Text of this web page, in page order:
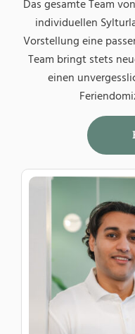
Das gesamte Team
individuellen
Vorstellung eine
Team bringt stets
einen